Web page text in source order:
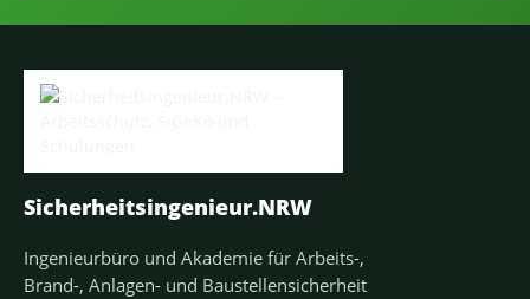
Sicherheitsingenieur.NRW
Ingenieurbüro und Akademie für Arbeits-,
Brand-, Anlagen- und Baustellensicherheit